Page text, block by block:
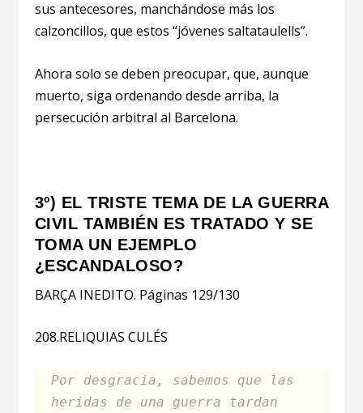
sus antecesores, manchándose más los
calzoncillos, que estos “jóvenes saltataulells”.
Ahora solo se deben preocupar, que, aunque
muerto, siga ordenando desde arriba, la
persecución arbitral al Barcelona.
3º) EL TRISTE TEMA DE LA GUERRA
CIVIL TAMBIÉN ES TRATADO Y SE
TOMA UN EJEMPLO
¿ESCANDALOSO?
BARÇA INEDITO. Páginas 129/130
208.RELIQUIAS CULÉS
Por desgracia, sabemos que las
heridas de una guerra tardan